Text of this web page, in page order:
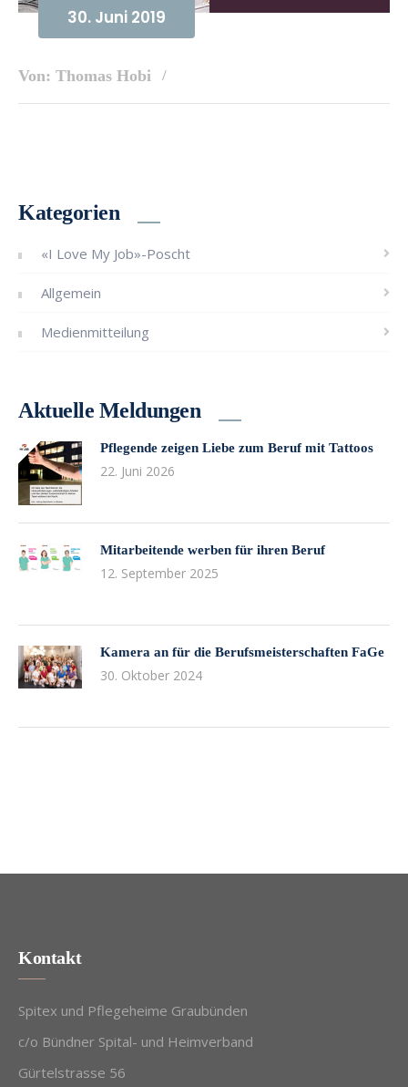
30. Juni 2019
Von: Thomas Hobi
Kategorien
«I Love My Job»-Poscht
Allgemein
Medienmitteilung
Aktuelle Meldungen
Pflegende zeigen Liebe zum Beruf mit Tattoos
22. Juni 2026
Mitarbeitende werben für ihren Beruf
12. September 2025
Kamera an für die Berufsmeisterschaften FaGe
30. Oktober 2024
Kontakt
Spitex und Pflegeheime Graubünden
c/o Bündner Spital- und Heimverband
Gürtelstrasse 56